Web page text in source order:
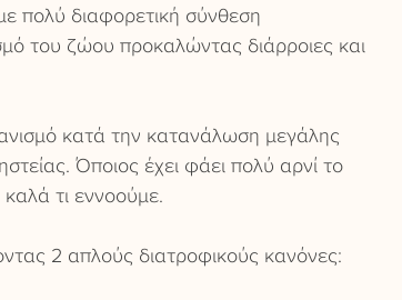
πολύ διαφορετική σύνθεση
του ζώου προκαλώντας διάρροιες και
κατά την κατανάλωση μεγάλης
Όποιος έχει φάει πολύ αρνί το
τι εννοούμε.
2 απλούς διατροφικούς κανόνες: